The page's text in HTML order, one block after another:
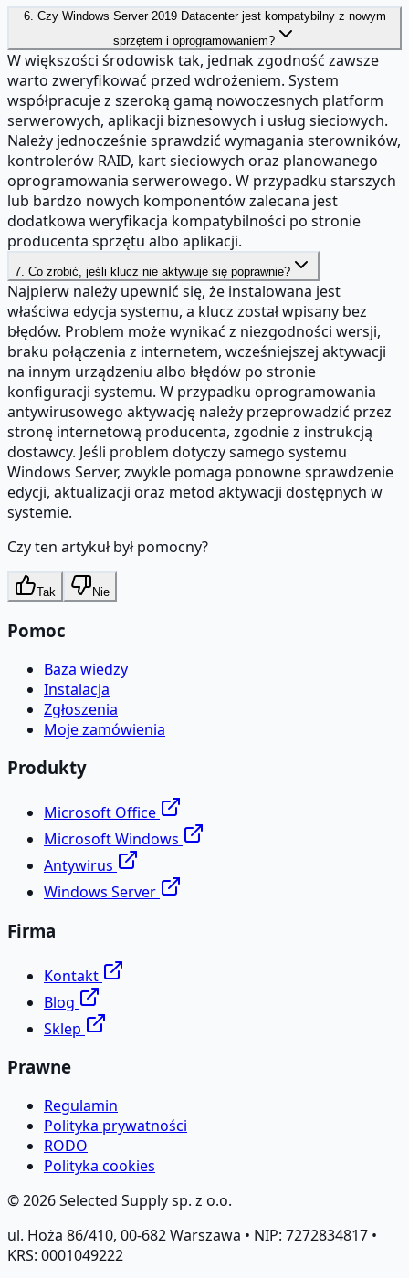
6. Czy Windows Server 2019 Datacenter jest kompatybilny z nowym
sprzętem i oprogramowaniem?
W większości środowisk tak, jednak zgodność zawsze
warto zweryfikować przed wdrożeniem. System
współpracuje z szeroką gamą nowoczesnych platform
serwerowych, aplikacji biznesowych i usług sieciowych.
Należy jednocześnie sprawdzić wymagania sterowników,
kontrolerów RAID, kart sieciowych oraz planowanego
oprogramowania serwerowego. W przypadku starszych
lub bardzo nowych komponentów zalecana jest
dodatkowa weryfikacja kompatybilności po stronie
producenta sprzętu albo aplikacji.
7. Co zrobić, jeśli klucz nie aktywuje się poprawnie?
Najpierw należy upewnić się, że instalowana jest
właściwa edycja systemu, a klucz został wpisany bez
błędów. Problem może wynikać z niezgodności wersji,
braku połączenia z internetem, wcześniejszej aktywacji
na innym urządzeniu albo błędów po stronie
konfiguracji systemu. W przypadku oprogramowania
antywirusowego aktywację należy przeprowadzić przez
stronę internetową producenta, zgodnie z instrukcją
dostawcy. Jeśli problem dotyczy samego systemu
Windows Server, zwykle pomaga ponowne sprawdzenie
edycji, aktualizacji oraz metod aktywacji dostępnych w
systemie.
Czy ten artykuł był pomocny?
Tak Nie
Pomoc
Baza wiedzy
Instalacja
Zgłoszenia
Moje zamówienia
Produkty
Microsoft Office
Microsoft Windows
Antywirus
Windows Server
Firma
Kontakt
Blog
Sklep
Prawne
Regulamin
Polityka prywatności
RODO
Polityka cookies
©2026Selected Supply sp. z o.o.
ul. Hoża 86/410, 00-682 Warszawa • NIP: 7272834817 •
KRS: 0001049222